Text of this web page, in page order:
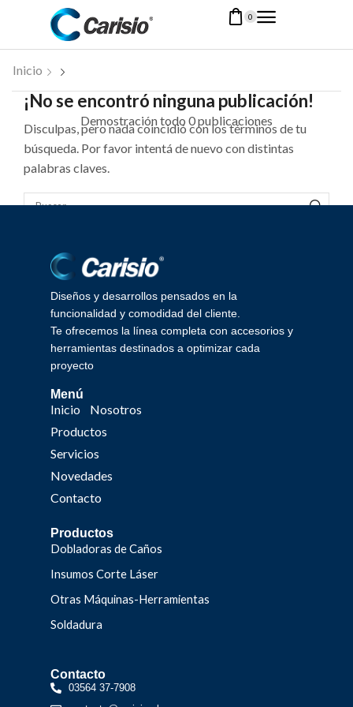
0
Inicio
¡No se encontró ninguna publicación!
Disculpas, pero nada coincidió con los términos de tu
búsqueda. Por favor intentá de nuevo con distintas
palabras claves.
Demostración todo 0 publicaciones
Diseños y desarrollos pensados en la
funcionalidad y comodidad del cliente.
Te ofrecemos la línea completa con accesorios y
herramientas destinados a optimizar cada
proyecto
Menú
Inicio
Nosotros
Productos
Servicios
Novedades
Contacto
Productos
Dobladoras de Caños
Insumos Corte Láser
Otras Máquinas-Herramientas
Soldadura
Contacto
03564 37-7908